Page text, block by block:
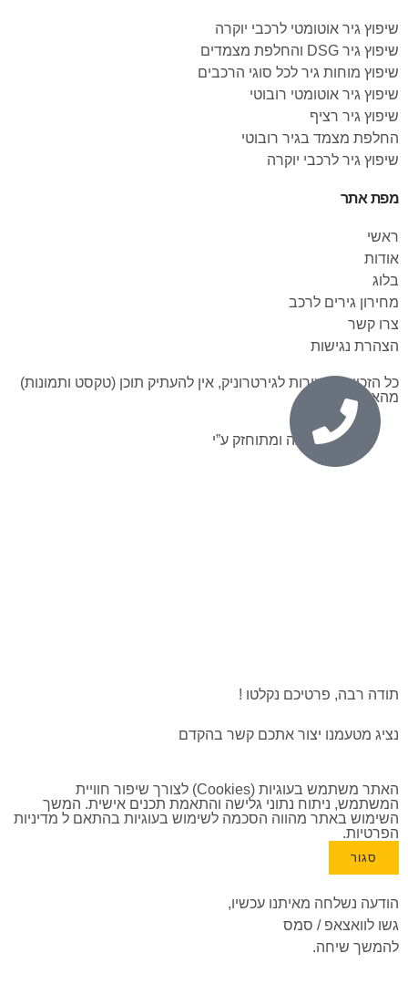
שיפוץ גיר אוטומטי לרכבי יוקרה
שיפוץ גיר DSG והחלפת מצמדים
שיפוץ מוחות גיר לכל סוגי הרכבים
שיפוץ גיר אוטומטי רובוטי
שיפוץ גיר רציף
החלפת מצמד בגיר רובוטי
שיפוץ גיר לרכבי יוקרה
מפת אתר
ראשי
אודות
בלוג
מחירון גירים לרכב
צרו קשר
הצהרת נגישות
כל הזכויות שמורות לגירטרוניק, אין להעתיק תוכן (טקסט ותמונות)
מהאתר.
נבנה ומתוחזק ע”י
תודה רבה, פרטיכם נקלטו !
נציג מטעמנו יצור אתכם קשר בהקדם
האתר משתמש בעוגיות (Cookies) לצורך שיפור חוויית
המשתמש, ניתוח נתוני גלישה והתאמת תכנים אישית. המשך
השימוש באתר מהווה הסכמה לשימוש בעוגיות בהתאם למדיניות
הפרטיות.
סגור
הודעה נשלחה מאיתנו עכשיו,
גשו לוואצאפ / סמס
להמשך שיחה.